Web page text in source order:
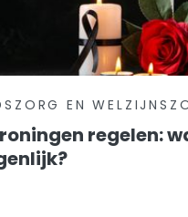
EN
regelen: